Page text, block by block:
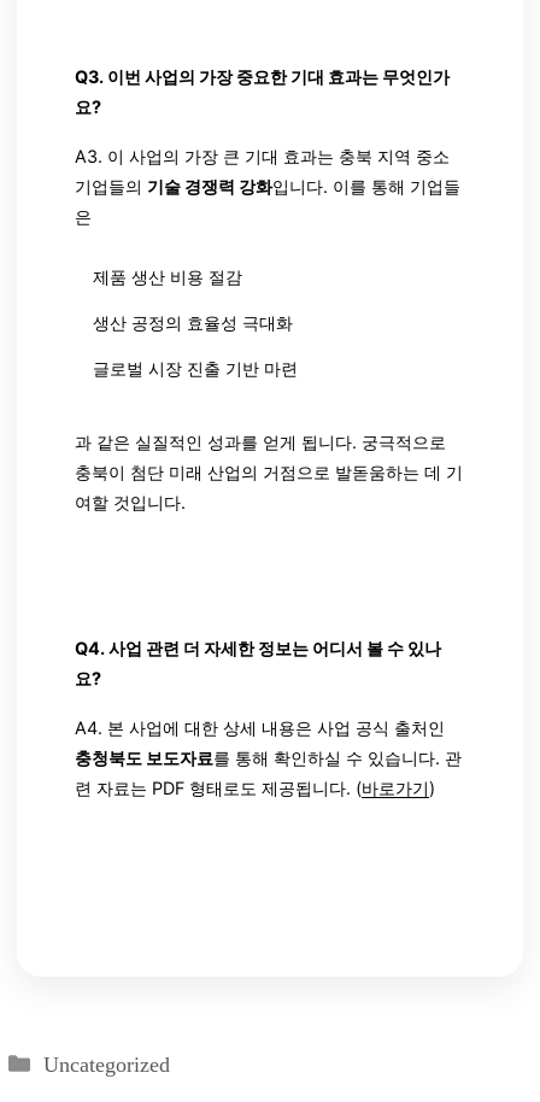
Q3. 이번 사업의 가장 중요한 기대 효과는 무엇인가
요?
A3. 이 사업의 가장 큰 기대 효과는 충북 지역 중소
기업들의 기술 경쟁력 강화입니다. 이를 통해 기업들
은
제품 생산 비용 절감
생산 공정의 효율성 극대화
글로벌 시장 진출 기반 마련
과 같은 실질적인 성과를 얻게 됩니다. 궁극적으로
충북이 첨단 미래 산업의 거점으로 발돋움하는 데 기
여할 것입니다.
Q4. 사업 관련 더 자세한 정보는 어디서 볼 수 있나
요?
A4. 본 사업에 대한 상세 내용은 사업 공식 출처인
충청북도 보도자료를 통해 확인하실 수 있습니다. 관
련 자료는 PDF 형태로도 제공됩니다. (바로가기)
카
Uncategorized